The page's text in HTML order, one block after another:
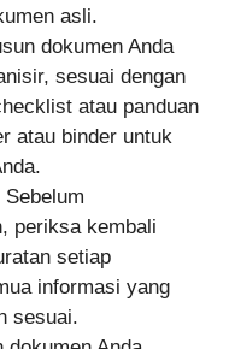
asli.
dokumen Anda
sesuai dengan
atau panduan
atau binder untuk
Sebelum
periksa kembali
setiap
informasi yang
sesuai.